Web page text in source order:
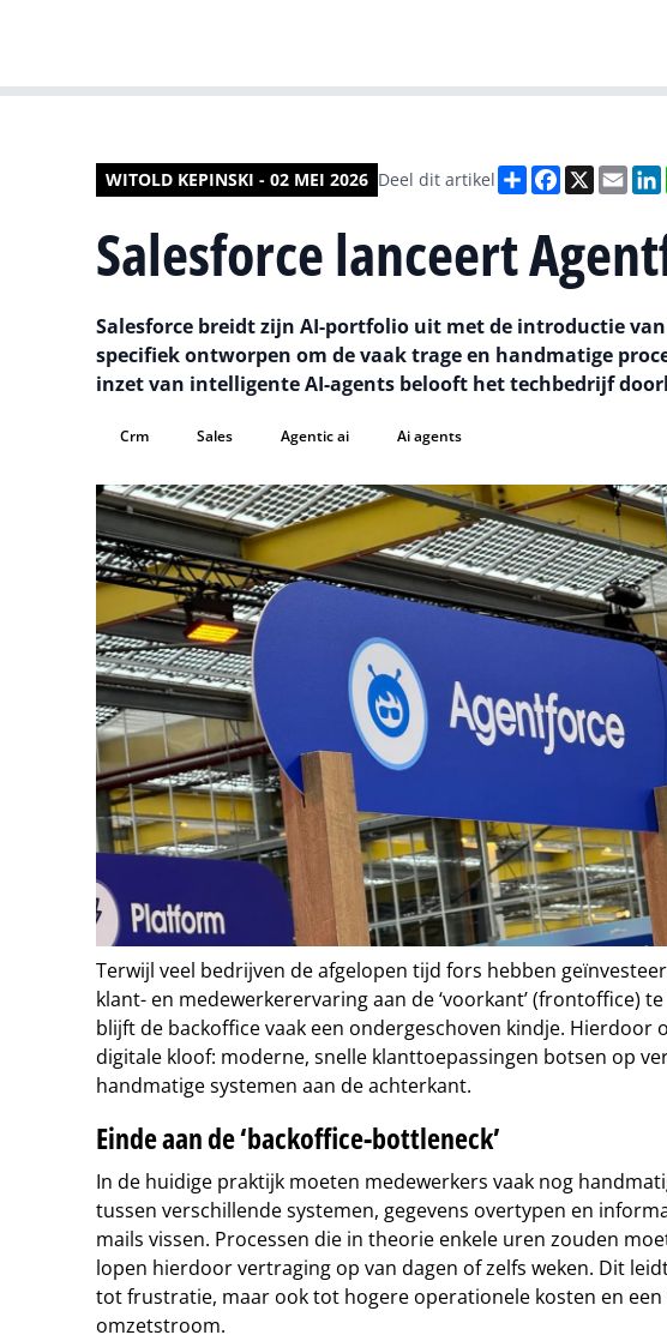
WITOLD KEPINSKI - 02 MEI 2026 Deel dit artikel DeelFacebook
X
Salesforce lanceert
Salesforce breidt zijn AI-portfolio uit met de introductie
specifiek ontworpen om de vaak trage en handmatige
inzet van intelligente AI-agents belooft het techbedrijf
Crm Sales Agentic ai Ai agents
Terwijl veel bedrijven de afgelopen tijd fors hebben
klant- en medewerkerervaring aan de ‘voorkant’ (frontoffice)
blijft de backoffice vaak een ondergeschoven kindje. Hierdoor
digitale kloof: moderne, snelle klanttoepassingen botsen op
handmatige systemen aan de achterkant.
Einde aan de ‘backoffice-bottleneck’
In de huidige praktijk moeten medewerkers vaak nog
tussen verschillende systemen, gegevens overtypen en
mails vissen. Processen die in theorie enkele uren zouden
lopen hierdoor vertraging op van dagen of zelfs weken. Dit
tot frustratie, maar ook tot hogere operationele kosten en
omzetstroom.